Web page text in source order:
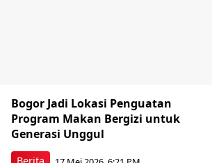
Bogor Jadi Lokasi Penguatan
Program Makan Bergizi untuk
Generasi Unggul